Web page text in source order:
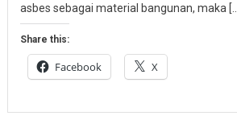
asbes sebagai material bangunan, maka […]
Share this:
Facebook X